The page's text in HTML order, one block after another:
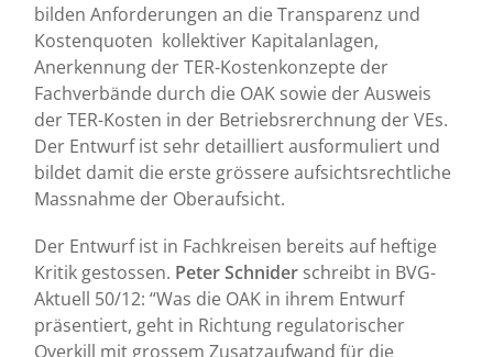
bilden Anforderungen an die Transparenz und
Kostenquoten kollektiver Kapitalanlagen,
Anerkennung der TER-Kostenkonzepte der
Fachverbände durch die OAK sowie der Ausweis
der TER-Kosten in der Betriebsrerchnung der VEs.
Der Entwurf ist sehr detailliert ausformuliert und
bildet damit die erste grössere aufsichtsrechtliche
Massnahme der Oberaufsicht.
Der Entwurf ist in Fachkreisen bereits auf heftige
Kritik gestossen. Peter Schnider schreibt in BVG-
Aktuell 50/12: “Was die OAK in ihrem Entwurf
präsentiert, geht in Richtung regulatorischer
Overkill mit grossem Zusatzaufwand für die